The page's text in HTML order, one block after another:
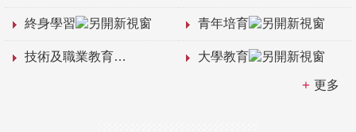
終身學習 青年培育
技術及職業教育 大學教育
更多